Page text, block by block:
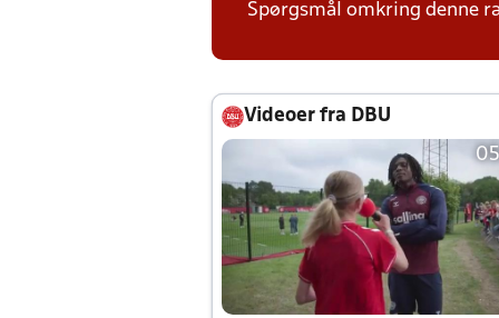
Spørgsmål omkring denne
Videoer fra DBU